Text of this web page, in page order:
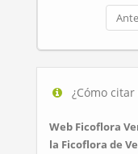
¿Cómo
Web Ficoflora
la Ficoflora de